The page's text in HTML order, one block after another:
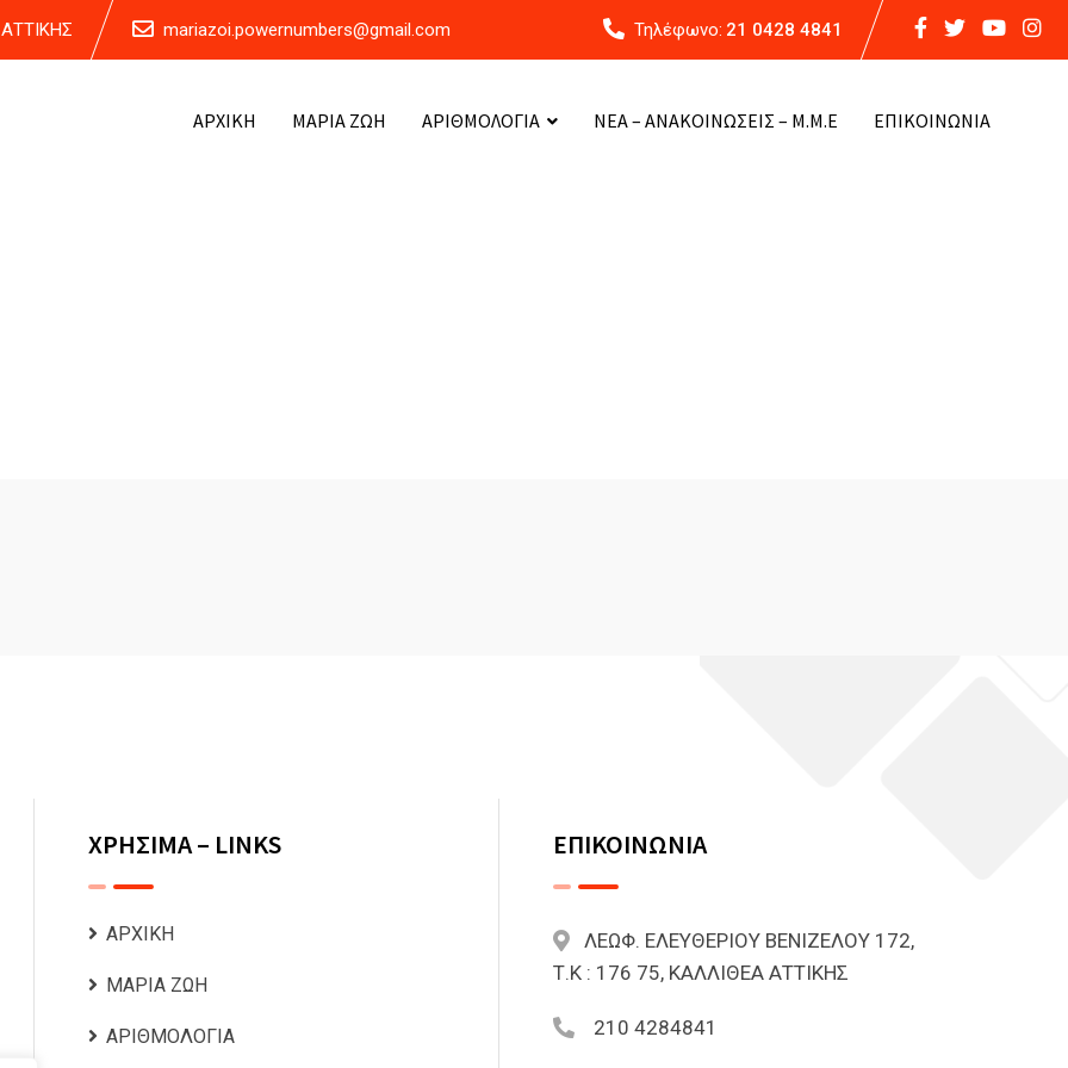
mariazoi.powernumbers@gmail.com Τηλέφωνο: 21 0428 4841
ΑΡΧΙΚΗ ΜΑΡΙΑ ΖΩΗ ΑΡΙΘΜΟΛΟΓΙΑ ΝΕΑ – ΑΝΑΚΟΙΝΩΣΕΙΣ – Μ.Μ.Ε ΕΠΙΚΟΙΝΩΝΙΑ
ΧΡΗΣΙΜΑ – LINKS
ΑΡΧΙΚΗ
ΜΑΡΙΑ ΖΩΗ
ΑΡΙΘΜΟΛΟΓΙΑ
ΕΠΙΚΟΙΝΩΝΙΑ
ΛΕΩΦ. ΕΛΕΥΘΕΡΙΟΥ ΒΕΝΙΖΕΛΟΥ 172,
Τ.Κ : 176 75, ΚΑΛΛΙΘΕΑ ΑΤΤΙΚΗΣ
210 4284841